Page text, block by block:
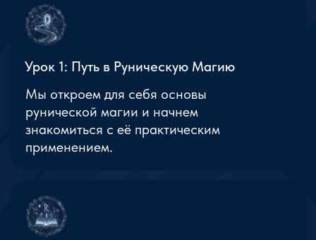
Мы обучаем не просто теории,
ты сможешь применять в повседневной
жизни, улучшая свои результаты
и открывая новые возможности для
роста и самопознания. Здесь
ты найдешь не только знания,
но и поддержку, которая поможет
раскрыться и достичь успехов
в изучении рунической магии.
Уникальные знания